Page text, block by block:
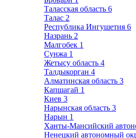
Таласская область 6
Талас 2
Республика Ингушетия 6
Назрань 2
Малгобек 1
Сунжа 1
Жетысу область 4
Талдыкорган 4
Алматинская область 3
Капшагай 1
Киев 3
Нарынская область 3
Нарын 1
Ханты-Мансийский
Ненецкий автономный